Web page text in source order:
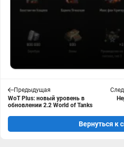
Предыдущая
WoT Plus: новый уровень в
обновлении 2.2 World of Tanks
Вернуться к